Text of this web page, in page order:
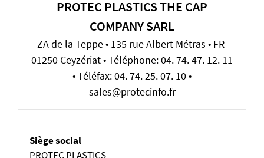
PROTEC PLASTICS THE CAP
COMPANY SARL
ZA de la Teppe • 135 rue Albert Métras • FR-
01250 Ceyzériat • Téléphone: 04. 74. 47. 12. 11
• Téléfax: 04. 74. 25. 07. 10 •
sales@protecinfo.fr
Siège social
PROTEC PLASTICS